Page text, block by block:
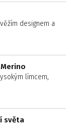
designem a
límcem,
světa